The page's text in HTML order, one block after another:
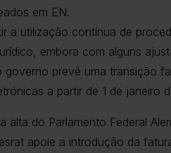
em EN.
a utilização contínua de
embora com alguns
prevê uma transição
a partir de 1 de janeiro
alta do Parlamento Federal
apoie a introdução da